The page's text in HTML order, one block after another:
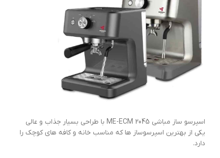
اسپرسو ساز مباشی ME-ECM 2045 با طراحی بسیار جذاب و عالی
یکی از بهترین اسپرسوساز ها که مناسب خانه و کافه های کوچک را
دارد.